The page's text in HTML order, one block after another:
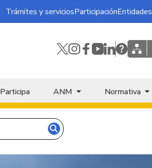
Trámites y serviciosParticipaciónEntidades
Participa ANM Normativa